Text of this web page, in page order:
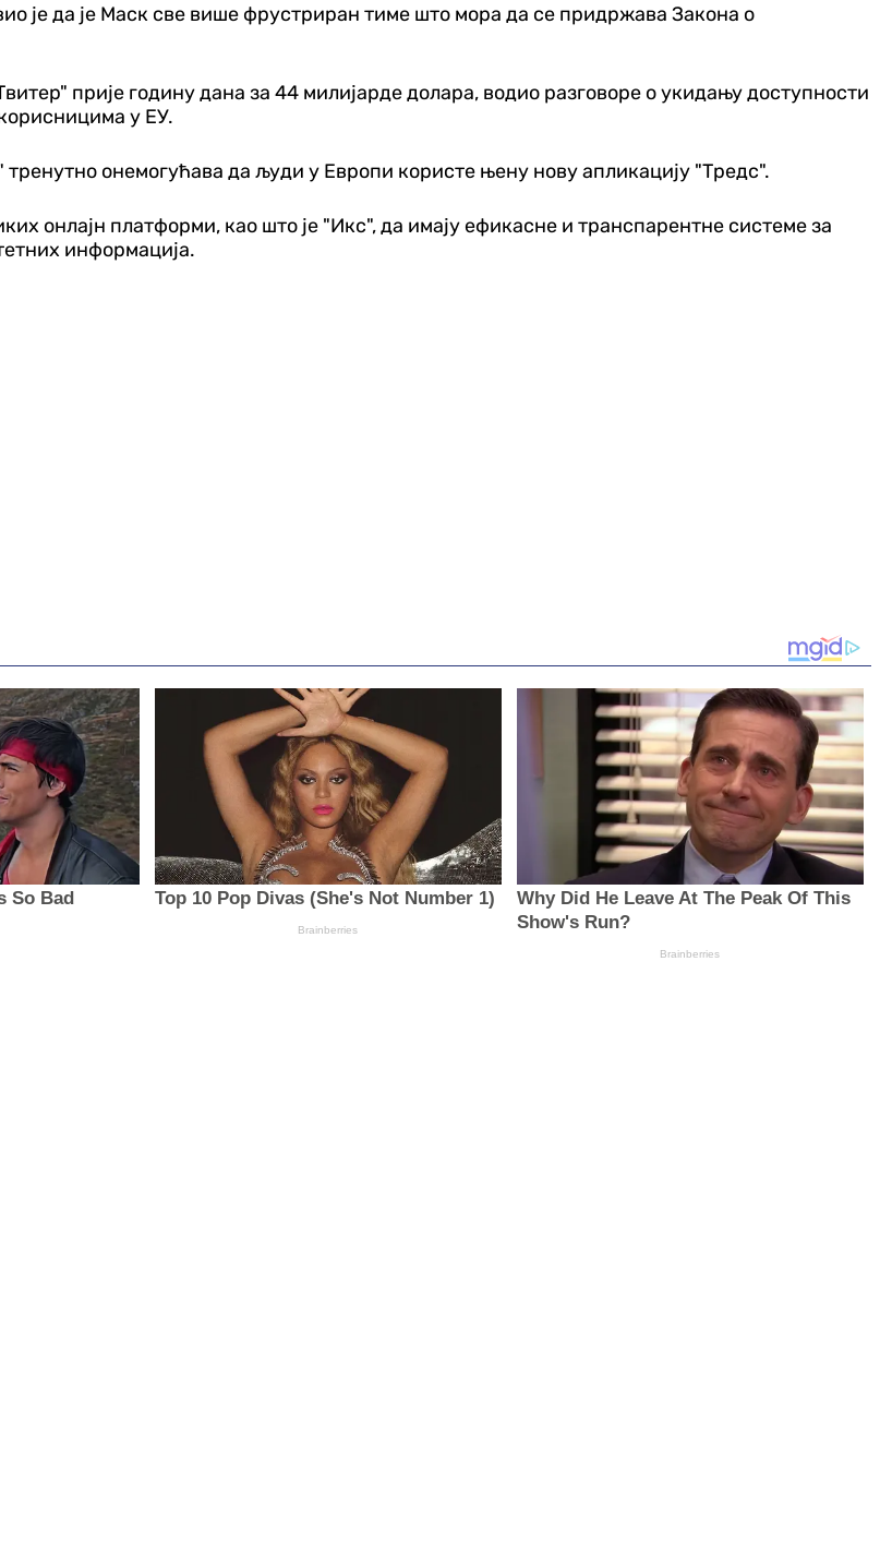
је да је Маск све више фрустриран тиме што мора да се придржава Закона о
прије годину дана за 44 милијарде долара, водио разговоре о укидању доступности
у ЕУ.
онемогућава да људи у Европи користе њену нову апликацију "Тредс".
онлајн платформи, као што је "Икс", да имају ефикасне и транспарентне системе за
информација.